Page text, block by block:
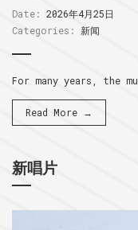
Date: 2026年4月25日
Categories:
新闻
For many years, the
Read More →
新唱片